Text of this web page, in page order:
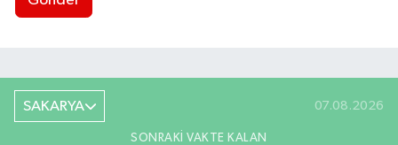
SAKARYA 07.08.2026
SONRAKI VAKTE KALAN